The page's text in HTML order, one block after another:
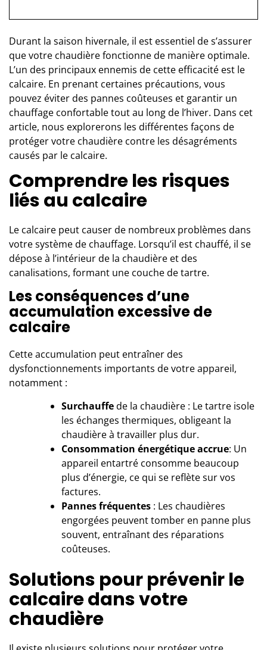
Durant la saison hivernale, il est essentiel de s’assurer
que votre chaudière fonctionne de manière optimale.
L’un des principaux ennemis de cette efficacité est le
calcaire. En prenant certaines précautions, vous
pouvez éviter des pannes coûteuses et garantir un
chauffage confortable tout au long de l’hiver. Dans cet
article, nous explorerons les différentes façons de
protéger votre chaudière contre les désagréments
causés par le calcaire.
Comprendre les risques
liés au calcaire
Le calcaire peut causer de nombreux problèmes dans
votresystème de chauffage. Lorsqu’il est chauffé, il se
dépose à l’intérieur de la chaudière et des
canalisations, formant une couche de tartre.
Les conséquences d’une
accumulation excessive de
calcaire
Cette accumulation peut entraîner des
dysfonctionnements importants de votre appareil,
notamment :
Surchauffede la chaudière : Le tartre isole
les échanges thermiques, obligeant la
chaudière à travailler plus dur.
Consommation énergétique accrue: Un
appareil entartré consomme beaucoup
plus d’énergie, ce qui se reflète sur vos
factures.
Pannes fréquentes : Les chaudières
engorgées peuvent tomber en panne plus
souvent, entraînant des réparations
coûteuses.
Solutions pour prévenir le
calcaire dans votre
chaudière